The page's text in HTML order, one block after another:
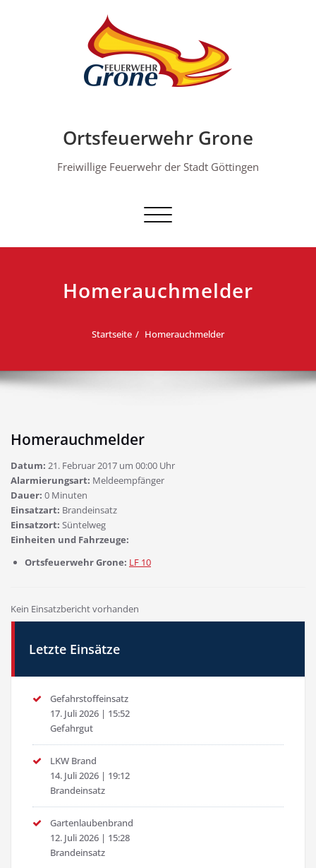
Ortsfeuerwehr Grone
Freiwillige Feuerwehr der Stadt Göttingen
Schalte Navigation
Homerauchmelder
Startseite Homerauchmelder
Homerauchmelder
Datum: 21. Februar 2017 um 00:00 Uhr
Alarmierungsart: Meldeempfänger
Dauer: 0 Minuten
Einsatzart: Brandeinsatz
Einsatzort: Süntelweg
Einheiten und Fahrzeuge:
Ortsfeuerwehr Grone: LF 10
Kein Einsatzbericht vorhanden
Letzte Einsätze
Gefahrstoffeinsatz
17. Juli 2026 | 15:52
Gefahrgut
LKW Brand
14. Juli 2026 | 19:12
Brandeinsatz
Gartenlaubenbrand
12. Juli 2026 | 15:28
Brandeinsatz